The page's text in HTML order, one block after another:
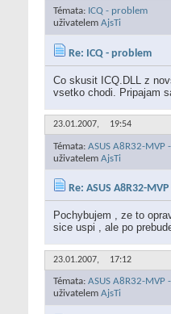
Témata: ICQ - problem
uživatelem AjsTi
Re: ICQ - problem
Co skusit ICQ.DLL z
vsetko chodi. Pripajam
23.01.2007, 19:54
Témata: ASUS A8R32-
uživatelem AjsTi
Re: ASUS A8R32-
Pochybujem , ze to
sice uspi , ale po
23.01.2007, 17:12
Témata: ASUS A8R32-
uživatelem AjsTi